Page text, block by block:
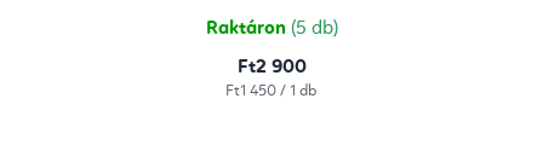
Raktáron (5 db)
Ft2 900
Egységár:
Ft1 450 / 1 db